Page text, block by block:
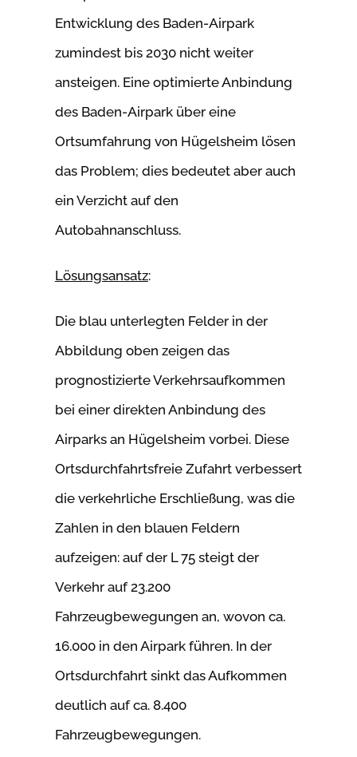
Entwicklung des Baden-Airpark
zumindest bis 2030 nicht weiter
ansteigen. Eine optimierte Anbindung
des Baden-Airpark über eine
Ortsumfahrung von Hügelsheim lösen
das Problem; dies bedeutet aber auch
ein Verzicht auf den
Autobahnanschluss.
Lösungsansatz:
Die blau unterlegten Felder in der
Abbildung oben zeigen das
prognostizierte Verkehrsaufkommen
bei einer direkten Anbindung des
Airparks an Hügelsheim vorbei. Diese
Ortsdurchfahrtsfreie Zufahrt verbessert
die verkehrliche Erschließung, was die
Zahlen in den blauen Feldern
aufzeigen: auf der L 75 steigt der
Verkehr auf 23.200
Fahrzeugbewegungen an, wovon ca.
16.000 in den Airpark führen. In der
Ortsdurchfahrt sinkt das Aufkommen
deutlich auf ca. 8.400
Fahrzeugbewegungen.